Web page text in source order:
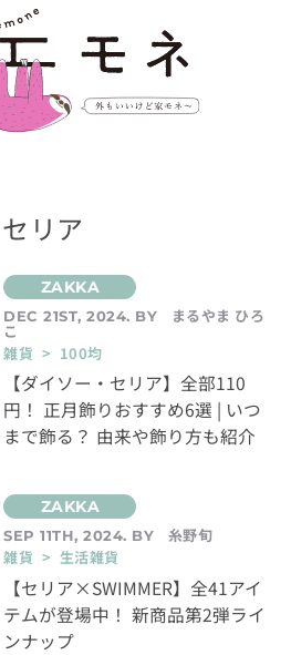
セリア
DEC 21ST, 2024. BY まるやま ひろ
こ
雑貨 > 100均
【ダイソー・セリア】全部110
円！ 正月飾りおすすめ6選 | いつ
まで飾る？ 由来や飾り方も紹介
SEP 11TH, 2024. BY
糸野旬
雑貨 > 生活雑貨
【セリア×SWIMMER】全41アイ
テムが登場中！ 新商品第2弾ライ
ンナップ